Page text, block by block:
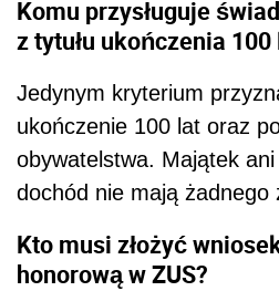
Komu przysługuje
z tytułu ukończenia
Jedynym kryterium
ukończenie 100 lat oraz
obywatelstwa. Majątek
dochód nie mają żadnego
Kto musi złożyć
honorową w ZUS?